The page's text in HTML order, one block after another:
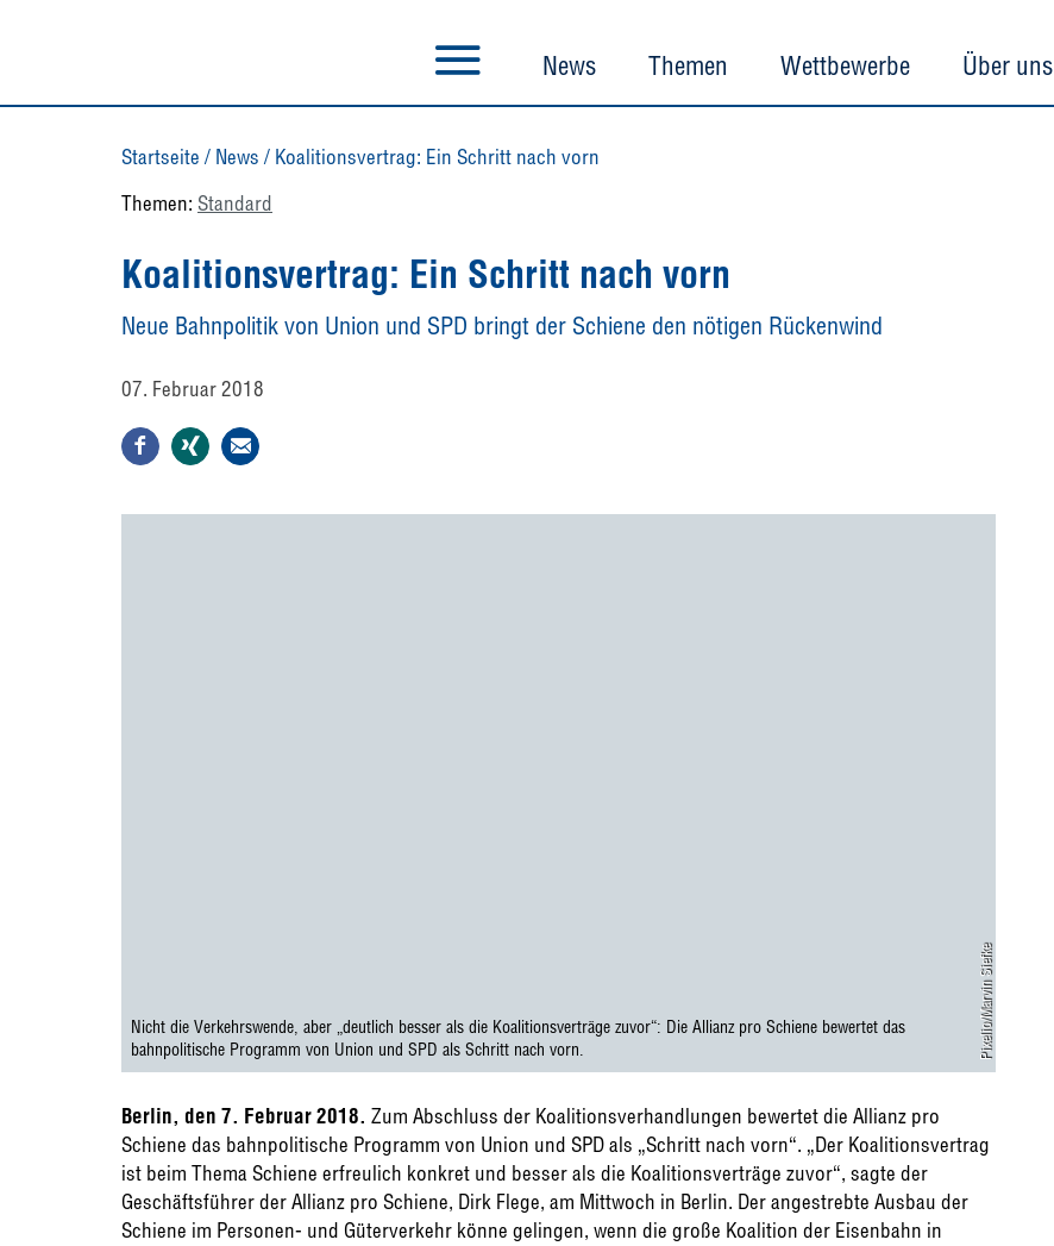
News Themen Wettbewerbe Über uns
Startseite / News / Koalitionsvertrag: Ein Schritt nach vorn
Themen: Standard
Koalitionsvertrag: Ein Schritt nach vorn
Neue Bahnpolitik von Union und SPD bringt der Schiene den nötigen Rückenwind
07. Februar 2018
Pixelio/Marvin Siefke
Nicht die Verkehrswende, aber „deutlich besser als die Koalitionsverträge zuvor“: Die Allianz pro Schiene bewertet das
bahnpolitische Programm von Union und SPD als Schritt nach vorn.
Berlin, den 7. Februar 2018. Zum Abschluss der Koalitionsverhandlungen bewertet die Allianz pro
Schiene das bahnpolitische Programm von Union und SPD als „Schritt nach vorn“. „Der Koalitionsvertrag
ist beim Thema Schiene erfreulich konkret und besser als die Koalitionsverträge zuvor“, sagte der
Geschäftsführer der Allianz pro Schiene, Dirk Flege, am Mittwoch in Berlin. Der angestrebte Ausbau der
Schiene im Personen- und Güterverkehr könne gelingen, wenn die große Koalition der Eisenbahn in